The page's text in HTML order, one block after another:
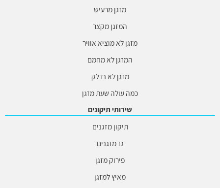
מזגן מרעיש
המזגן מקצר
מזגן לא מוציא אוויר
המזגן לא מחמם
מזגן לא נדלק
כמה עולה שעת מזגן
שירותי תיקונים
תיקון מזגנים
גז מזגנים
פירוק מזגן
מאיץ למזגן